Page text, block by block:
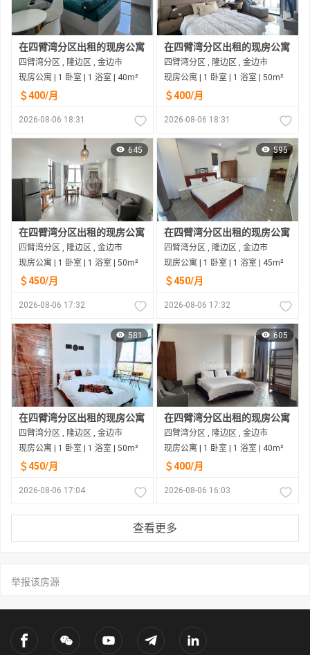
在四臂湾分区出租的现房公寓
四臂湾分区 , 隆边区 , 金边市
现房公寓 | 1 卧室 | 1 浴室 | 40m²
＄400/月
2026-08-06 18:31
在四臂湾分区出租的现房公寓
四臂湾分区 , 隆边区 , 金边市
现房公寓 | 1 卧室 | 1 浴室 | 50m²
＄400/月
2026-08-06 18:31
645
在四臂湾分区出租的现房公寓
四臂湾分区 , 隆边区 , 金边市
现房公寓 | 1 卧室 | 1 浴室 | 50m²
＄450/月
2026-08-06 17:32
595
在四臂湾分区出租的现房公寓
四臂湾分区 , 隆边区 , 金边市
现房公寓 | 1 卧室 | 1 浴室 | 45m²
＄450/月
2026-08-06 17:32
581
在四臂湾分区出租的现房公寓
四臂湾分区 , 隆边区 , 金边市
现房公寓 | 1 卧室 | 1 浴室 | 50m²
＄450/月
2026-08-06 17:04
605
在四臂湾分区出租的现房公寓
四臂湾分区 , 隆边区 , 金边市
现房公寓 | 1 卧室 | 1 浴室 | 40m²
＄400/月
2026-08-06 16:03
查看更多
举报该房源